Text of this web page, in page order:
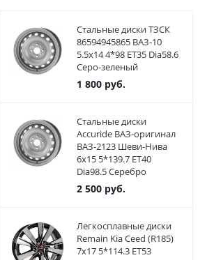
Стальные диски ТЗСК
86594945865 ВАЗ-10
5.5x14 4*98 ET35 Dia58.6
Серо-зеленый
1 800руб.
Стальные диски
Accuride ВАЗ-оригинал
ВАЗ-2123 Шеви-Нива
6x15 5*139.7 ET40
Dia98.5 Серебро
2 500руб.
Легкосплавные диски
Remain Kia Ceed (R185)
7x17 5*114.3 ET53